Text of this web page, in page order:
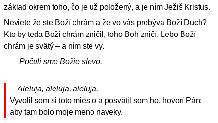
základ okrem toho, čo je už položený, a je ním Ježiš Kristus.
Neviete že ste Boží chrám a že vo vás prebýva Boží Duch?
Kto by teda Boží chrám zničil, toho Boh zničí. Lebo Boží
chrám je svätý – a ním ste vy.
Počuli sme Božie slovo.
Aleluja, aleluja, aleluja.
Vyvolil som si toto miesto a posvätil som ho, hovorí Pán;
aby tam bolo moje meno naveky.